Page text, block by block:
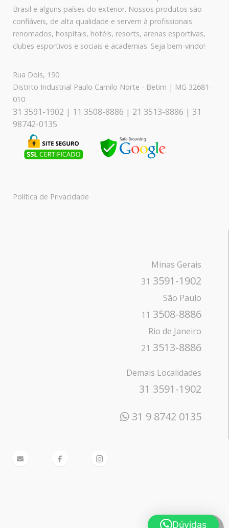
Brasil e alguns países do exterior. Nossos produtos são
confiáveis, de alta qualidade e servem à profissionais
renomados, hospitais, hotéis, resorts, arenas esportivas,
clubes esportivos e sociais e academias. Seja bem-vindo!
Rua Dois, 190
Distrito Industrial Paulo Camilo Norte - Betim | MG 32681-
010
31 3591-1902 | 11 3508-8886 | 21 3513-8886 | 31
98742-0135
Política de Privacidade
Minas Gerais
31 3591-1902
São Paulo
11 3508-8886
Rio de Janeiro
21 3513-8886
Demais Localidades
31 3591-1902
31 9 8742 0135
Dúvidas